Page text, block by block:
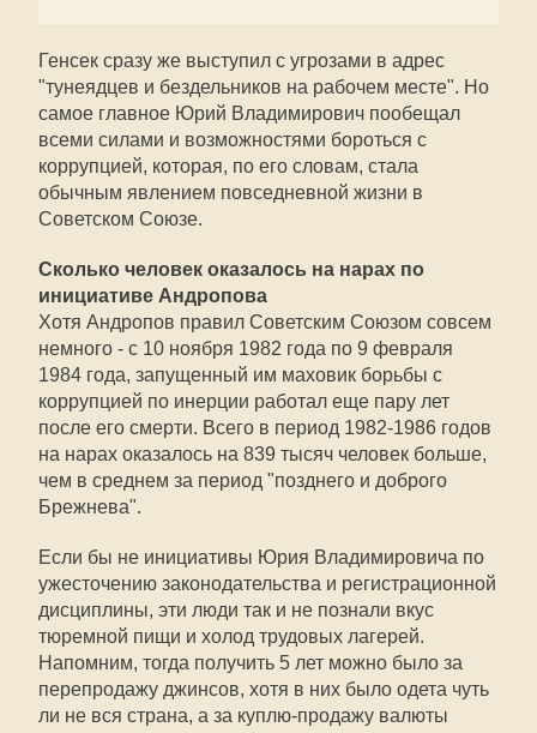
Генсек сразу же выступил с угрозами в адрес
"тунеядцев и бездельников на рабочем месте". Но
самое главное Юрий Владимирович пообещал
всеми силами и возможностями бороться с
коррупцией, которая, по его словам, стала
обычным явлением повседневной жизни в
Советском Союзе.
Сколько человек оказалось на нарах по
инициативе Андропова
Хотя Андропов правил Советским Союзом совсем
немного - с 10 ноября 1982 года по 9 февраля
1984 года, запущенный им маховик борьбы с
коррупцией по инерции работал еще пару лет
после его смерти. Всего в период 1982-1986 годов
на нарах оказалось на 839 тысяч человек больше,
чем в среднем за период "позднего и доброго
Брежнева".
Если бы не инициативы Юрия Владимировича по
ужесточению законодательства и регистрационной
дисциплины, эти люди так и не познали вкус
тюремной пищи и холод трудовых лагерей.
Напомним, тогда получить 5 лет можно было за
перепродажу джинсов, хотя в них было одета чуть
ли не вся страна, а за куплю-продажу валюты